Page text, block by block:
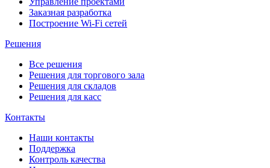
Заказная разработка
Построение Wi-Fi сетей
Решения
Все решения
Решения для торгового зала
Решения для складов
Решения для касс
Контакты
Наши контакты
Поддержка
Контроль качества